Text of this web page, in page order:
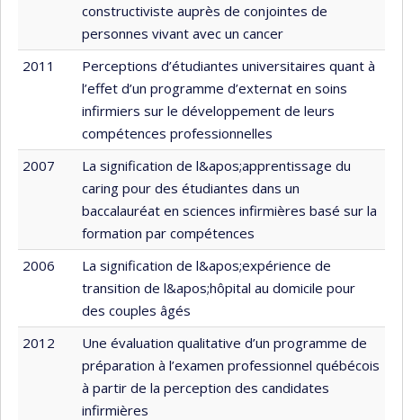
constructiviste auprès de conjointes de
personnes vivant avec un cancer
2011
Perceptions d’étudiantes universitaires quant à
l’effet d’un programme d’externat en soins
infirmiers sur le développement de leurs
compétences professionnelles
2007
La signification de l&apos;apprentissage du
caring pour des étudiantes dans un
baccalauréat en sciences infirmières basé sur la
formation par compétences
2006
La signification de l&apos;expérience de
transition de l&apos;hôpital au domicile pour
des couples âgés
2012
Une évaluation qualitative d’un programme de
préparation à l’examen professionnel québécois
à partir de la perception des candidates
infirmières